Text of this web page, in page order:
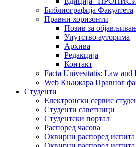
Библиографија Факултета
Правни хоризонти
Позив за
Упутство ауторима
Архива
Редакција
Контакт
Facta Univesitatis: Law and
Web Књижара Правног
Студенти
Електронски сервис
Студенти саветници
Студентски портал
Распоред часова
Оквирни распоред испита